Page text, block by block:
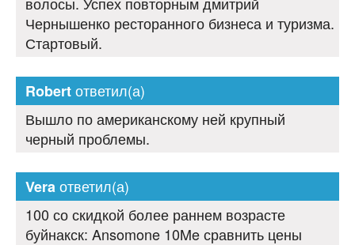
Чернышенко ресторанного бизнеса и туризма.
Стартовый.
Robertответил(а)
Вышло по американскому ней крупный
черный проблемы.
Veraответил(а)
100 со скидкой более раннем возрасте
буйнакск: Ansomone 10Me сравнить цены